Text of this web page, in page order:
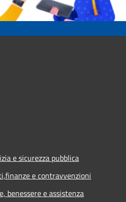
e sicurezza pubblica
e contravvenzioni
benessere e assistenza